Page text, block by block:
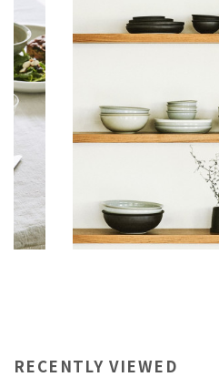
RECENTLY VIEWED